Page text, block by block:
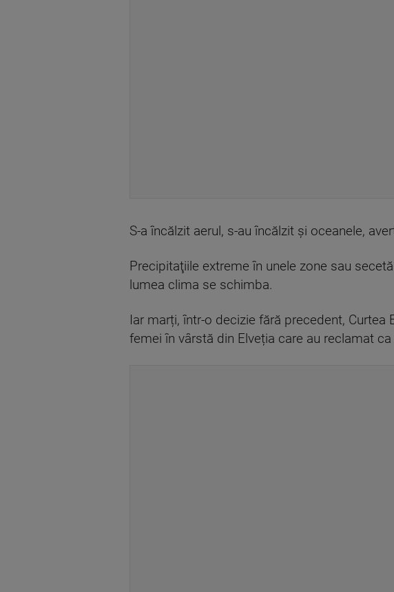
S-a încălzit aerul, s-au încălzit şi oceanele,
Precipitaţiile extreme în unele zone sau
lumea clima se schimba.
Iar marți, într-o decizie fără precedent,
femei în vârstă din Elveția care au reclamat